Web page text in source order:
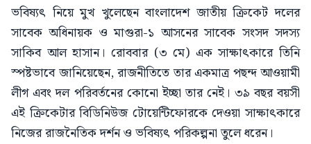
ভবিষ্যৎ নিয়ে মুখ খুলেছেন বাংলাদেশ জাতীয় ক্রিকেট দলের
সাবেক অধিনায়ক ও মাগুরা-১ আসনের সাবেক সংসদ সদস্য
সাকিব আল হাসান। রোববার (৩ মে) এক সাক্ষাৎকারে তিনি
স্পষ্টভাবে জানিয়েছেন, রাজনীতিতে তার একমাত্র পছন্দ আওয়ামী
লীগ এবং দল পরিবর্তনের কোনো ইচ্ছা তার নেই। ৩৯ বছর বয়সী
এই ক্রিকেটার বিডিনিউজ টোয়েন্টিফোরকে দেওয়া সাক্ষাৎকারে
নিজের রাজনৈতিক দর্শন ও ভবিষ্যৎ পরিকল্পনা তুলে ধরেন।